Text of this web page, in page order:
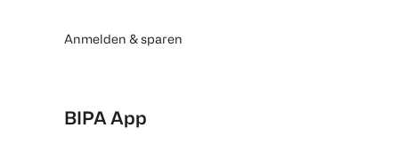
Anmelden & sparen
BIPA App